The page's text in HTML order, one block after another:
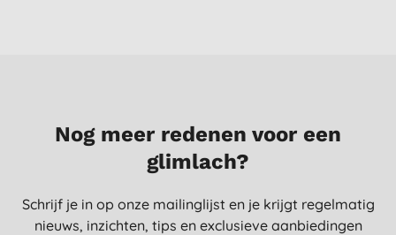
Nog meer redenen voor een
glimlach?
Schrijf je in op onze mailinglijst en je krijgt regelmatig
nieuws, inzichten, tips en exclusieve aanbiedingen